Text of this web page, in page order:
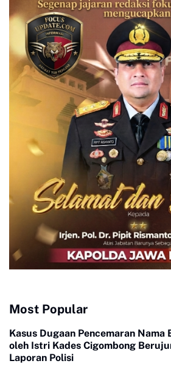
Most Popular
Kasus Dugaan Pencemaran Nama
oleh Istri Kades Cigombong
Laporan Polisi